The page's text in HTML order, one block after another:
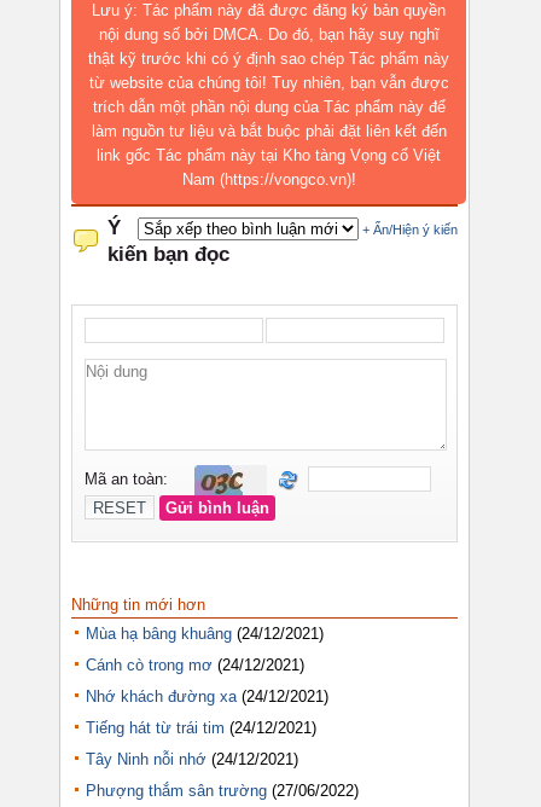
Lưu ý: Tác phẩm này đã được đăng ký bản quyền
nội dung số bởi DMCA. Do đó, bạn hãy suy nghĩ
thật kỹ trước khi có ý định sao chép Tác phẩm này
từ website của chúng tôi! Tuy nhiên, bạn vẫn được
trích dẫn một phần nội dung của Tác phẩm này để
làm nguồn tư liệu và bắt buộc phải đặt liên kết đến
link gốc Tác phẩm này tại Kho tàng Vọng cổ Việt
Nam (https://vongco.vn)!
Những tin mới hơn
Mùa hạ bâng khuâng (24/12/2021)
Cánh cò trong mơ (24/12/2021)
Nhớ khách đường xa (24/12/2021)
Tiếng hát từ trái tim (24/12/2021)
Tây Ninh nỗi nhớ (24/12/2021)
Phượng thắm sân trường (27/06/2022)